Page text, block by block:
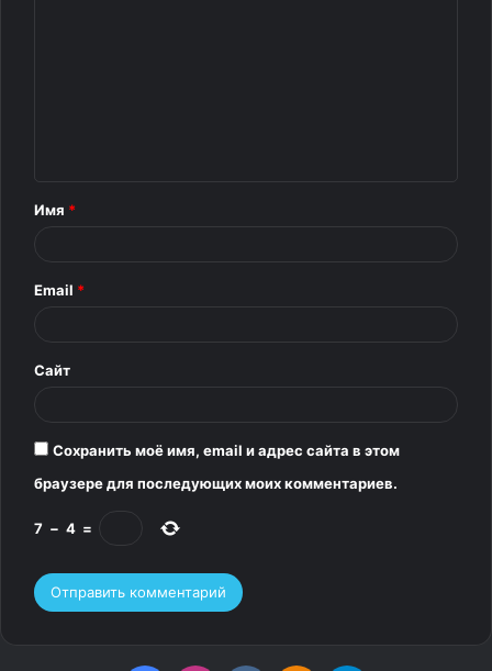
и
*
Имя *
Email *
Сайт
Сохранить моё имя, email и адрес сайта в этом
браузере для последующих моих комментариев.
7 − 4 =